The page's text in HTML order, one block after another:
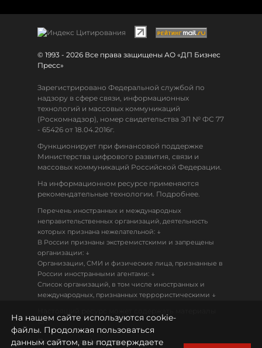
© 1993 - 2026 Все права защищены АО «ДП Бизнес
Пресс»
Зарегистрировано Федеральной службой по
надзору в сфере связи, информационных
технологий и массовых коммуникаций
(Роскомнадзор), номер свидетельства ЭЛ № ФС 77
- 65426 от 18.04.2016г.
Функционирует при финансовой поддержке
Министерства цифрового развития, связи и
массовых коммуникаций Российской Федерации.
На информационном ресурсе применяются
рекомендательные технологии. Подробнее.
Перечень иностранных и международных
неправительственных организаций, деятельность
которых признана нежелательной: ↓
В России признаны экстремистскими и запрещены
организации: ↓
Организации, СМИ и физические лица, признанные в
России иностранными агентами: ↓
Список организаций, в том числе иностранных и
международных, признанных террористическими ↓
18+
Политика конфиденциальности
На нашем сайте используются cookie-
файлы. Продолжая пользоваться
данным сайтом, вы подтверждаете